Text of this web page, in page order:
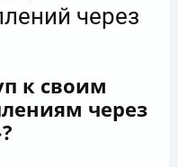
через
к своим
через